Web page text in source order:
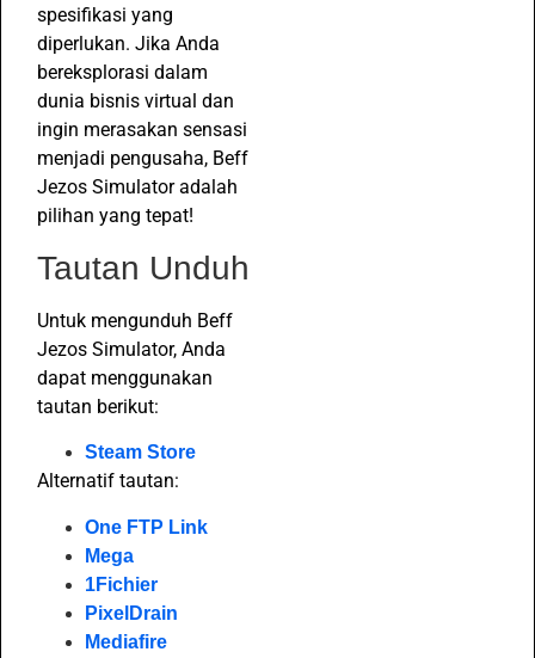
spesifikasi yang
diperlukan. Jika Anda
bereksplorasi dalam
dunia bisnis virtual dan
ingin merasakan sensasi
menjadi pengusaha, Beff
Jezos Simulator adalah
pilihan yang tepat!
Tautan Unduh
Untuk mengunduh Beff
Jezos Simulator, Anda
dapat menggunakan
tautan berikut:
Steam Store
Alternatif tautan:
One FTP Link
Mega
1Fichier
PixelDrain
Mediafire